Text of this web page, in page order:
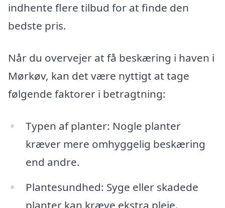
indhente flere tilbud for at finde den
bedste pris.
Når du overvejer at få beskæring i haven i
Mørkøv, kan det være nyttigt at tage
følgende faktorer i betragtning:
Typen af planter: Nogle planter
kræver mere omhyggelig beskæring
end andre.
Plantesundhed: Syge eller skadede
planter kan kræve ekstra pleje.